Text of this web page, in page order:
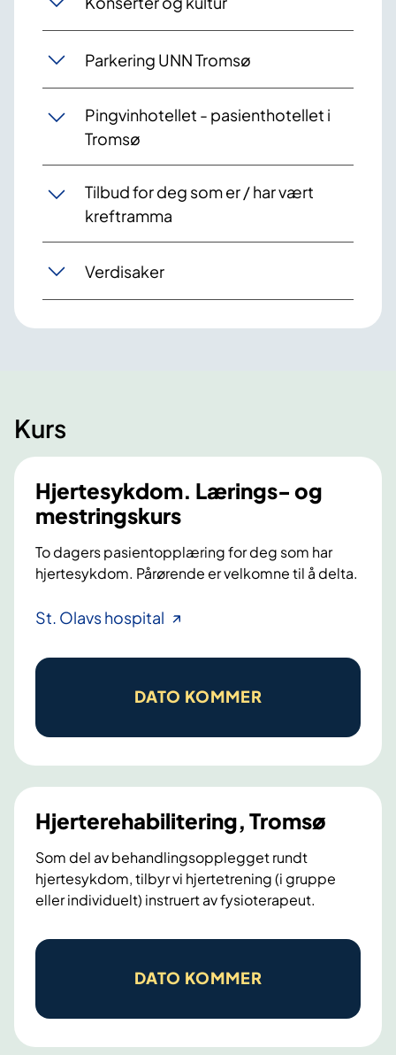
Parkering UNN Tromsø
Pingvinhotellet - pasienthotellet i
Tromsø
Tilbud for deg som er / har vært
kreftramma
Verdisaker
Kurs
Hjertesykdom. Lærings- og
mestringskurs
To dagers pasientopplæring for deg som har
hjertesykdom. Pårørende er velkomne til å delta.
St. Olavs hospital H
e
r
e
y
k
d
o
m
.
r
n
g
DATO KOMMER
Hjerterehabilitering, Tromsø
Som del av behandlingsopplegget rundt
hjertesykdom, tilbyr vi hjertetrening (i gruppe
eller individuelt) instruert av fysioterapeut.
H
r
t
DATO KOMMER